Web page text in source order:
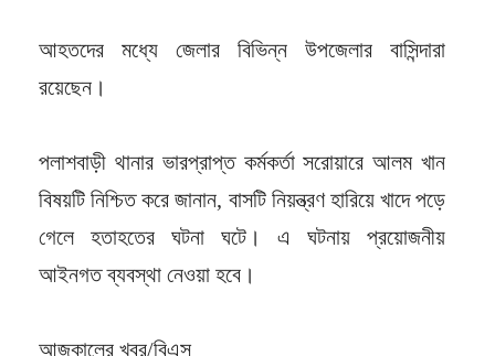
আহতদের মধ্যে জেলার বিভিন্ন উপজেলার বাসিন্দারা
রয়েছেন।
পলাশবাড়ী থানার ভারপ্রাপ্ত কর্মকর্তা সরোয়ারে আলম খান
বিষয়টি নিশ্চিত করে জানান, বাসটি নিয়ন্ত্রণ হারিয়ে খাদে পড়ে
গেলে হতাহতের ঘটনা ঘটে। এ ঘটনায় প্রয়োজনীয়
আইনগত ব্যবস্থা নেওয়া হবে।
আজকালের খবর/বিএস